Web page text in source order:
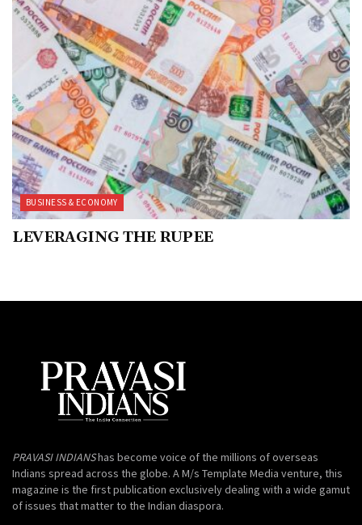
BUSINESS & ECONOMY
LEVERAGING THE RUPEE
PRAVASI INDIANShas become voice of the millions of overseas
Indians spread across the globe. A M/s Template Media venture, this
magazine is the first publication exclusively dealing with a wide gamut
of issues that matter to the Indian diaspora.